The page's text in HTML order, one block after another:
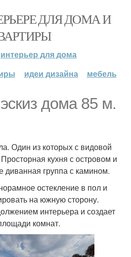
ДЛЯ ДОМА И
интерьер для дома
идеи дизайна мебель
дома 85 м.
Один из которых с видовой
кухня с островом и
диванная группа с камином.
остекление в пол и
на южную сторону.
интерьера и создает
комнат.